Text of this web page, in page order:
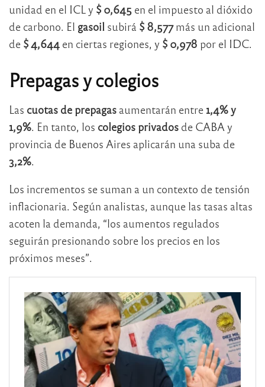
unidad en el ICL y $ 0,645 en el impuesto al dióxido
de carbono. El gasoil subirá $ 8,577más un adicional
de $ 4,644 en ciertas regiones, y $ 0,978 por el IDC.
Prepagas y colegios
Las cuotas de prepagas aumentarán entre 1,4% y
1,9%. En tanto, los colegios privados de CABA y
provincia de Buenos Aires aplicarán una suba de
3,2%.
Los incrementos se suman a un contexto de tensión
inflacionaria. Según analistas, aunque las tasas altas
acoten la demanda, “los aumentos regulados
seguirán presionando sobre los precios en los
próximos meses”.